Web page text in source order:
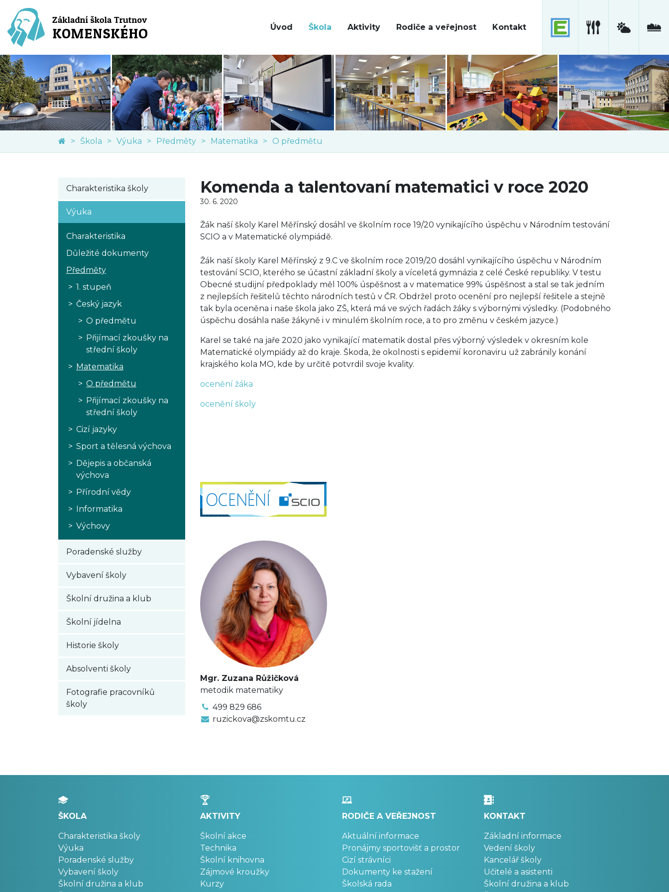
Úvod Škola Aktivity Rodiče a veřejnost Kontakt
Škola Výuka Předměty Matematika O předmětu
Charakteristika školy
Výuka
Charakteristika
Důležité dokumenty
Předměty
1. stupeň
Český jazyk
O předmětu
Přijímací zkoušky na
střední školy
Matematika
O předmětu
Přijímací zkoušky na
střední školy
Cizí jazyky
Sport a tělesná výchova
Dějepis a občanská
výchova
Přírodní vědy
Informatika
Výchovy
Poradenské služby
Vybavení školy
Školní družina a klub
Školní jídelna
Historie školy
Absolventi školy
Fotografie pracovníků
školy
Komenda a talentovaní matematici v roce 2020
30. 6. 2020
Žák naší školy Karel Měřínský dosáhl ve školním roce 19/20 vynikajícího úspěchu v Národním testování
SCIO a v Matematické olympiádě.
Žák naší školy Karel Měřínský z 9.C ve školním roce 2019/20 dosáhl vynikajícího úspěchu v Národním
testování SCIO, kterého se účastní základní školy a víceletá gymnázia z celé České republiky. V testu
Obecné studijní předpoklady měl 100% úspěšnost a v matematice 99% úspěšnost a stal se tak jedním
z nejlepších řešitelů těchto národních testů v ČR. Obdržel proto ocenění pro nejlepší řešitele a stejně
tak byla oceněna i naše škola jako ZŠ, která má ve svých řadách žáky s výbornými výsledky. (Podobného
úspěchu dosáhla naše žákyně i v minulém školním roce, a to pro změnu v českém jazyce.)
Karel se také na jaře 2020 jako vynikající matematik dostal přes výborný výsledek v okresním kole
Matematické olympiády až do kraje. Škoda, že okolnosti s epidemií koronaviru už zabránily konání
krajského kola MO, kde by určitě potvrdil svoje kvality.
ocenění žáka
ocenění školy
Mgr. Zuzana Růžičková
metodik matematiky
499 829 686
ruzickova@zskomtu.cz
ŠKOLA
Charakteristika školy
Výuka
Poradenské služby
Vybavení školy
Školní družina a klub
AKTIVITY
Školní akce
Technika
Školní knihovna
Zájmové kroužky
Kurzy
RODIČE A VEŘEJNOST
Aktuální informace
Pronájmy sportovišť a prostor
Cizí strávníci
Dokumenty ke stažení
Školská rada
KONTAKT
Základní informace
Vedení školy
Kancelář školy
Učitelé a asistenti
Školní družina a klub